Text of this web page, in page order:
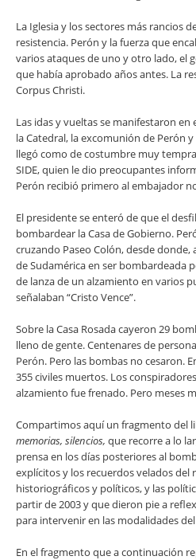
La Iglesia y los sectores más rancios
resistencia. Perón y la fuerza que
varios ataques de uno y otro lado, el
que había aprobado años antes. La
Corpus Christi.
Las idas y vueltas se manifestaron
la Catedral, la excomunión de Perón
llegó como de costumbre muy
SIDE, quien le dio preocupantes
Perón recibió primero al embajador
El presidente se enteró de que el
bombardear la Casa de Gobierno.
cruzando Paseo Colón, desde donde,
de Sudamérica en ser bombardeada
de lanza de un alzamiento en varios
señalaban “Cristo Vence”.
Sobre la Casa Rosada cayeron 29
lleno de gente. Centenares de
Perón. Pero las bombas no cesaron.
355 civiles muertos. Los
alzamiento fue frenado. Pero meses
Compartimos aquí un fragmento del
memorias, silencios, que recorre a lo
prensa en los días posteriores al
explícitos y los recuerdos velados del
historiográficos y políticos, y las
partir de 2003 y que dieron pie a
para intervenir en las modalidades
En el fragmento que a continuación